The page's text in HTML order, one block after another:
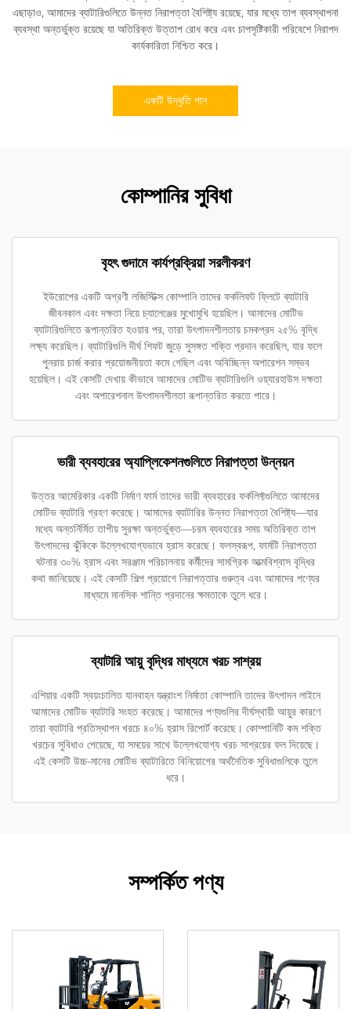
এছাড়াও, আমাদের ব্যাটারিগুলিতে উন্নত নিরাপত্তা বৈশিষ্ট্য রয়েছে, যার মধ্যে তাপ ব্যবস্থাপনা
ব্যবস্থা অন্তর্ভুক্ত রয়েছে যা অতিরিক্ত উত্তাপ রোধ করে এবং চাপসৃষ্টিকারী পরিবেশে নিরাপদ
কার্যকারিতা নিশ্চিত করে।
একটি উদ্ধৃতি পান
কোম্পানির সুবিধা
বৃহৎ গুদামে কার্যপ্রক্রিয়া সরলীকরণ
ইউরোপের একটি অগ্রণী লজিস্টিক্স কোম্পানি তাদের ফর্কলিফট ফ্লিটে ব্যাটারি
জীবনকাল এবং দক্ষতা নিয়ে চ্যালেঞ্জের মুখোমুখি হয়েছিল। আমাদের মোটিভ
ব্যাটারিগুলিতে রূপান্তরিত হওয়ার পর, তারা উৎপাদনশীলতায় চমকপ্রদ ২৫% বৃদ্ধি
লক্ষ্য করেছিল। ব্যাটারিগুলি দীর্ঘ শিফট জুড়ে সুসঙ্গত শক্তি প্রদান করেছিল, যার ফলে
পুনরায় চার্জ করার প্রয়োজনীয়তা কমে গেছিল এবং অবিচ্ছিন্ন অপারেশন সম্ভব
হয়েছিল। এই কেসটি দেখায় কীভাবে আমাদের মোটিভ ব্যাটারিগুলি ওয়্যারহাউস দক্ষতা
এবং অপারেশনাল উৎপাদনশীলতা রূপান্তরিত করতে পারে।
ভারী ব্যবহারের অ্যাপ্লিকেশনগুলিতে নিরাপত্তা উন্নয়ন
উত্তর আমেরিকার একটি নির্মাণ ফার্ম তাদের ভারী ব্যবহারের ফর্কলিফ্টগুলিতে আমাদের
মোটিভ ব্যাটারি গ্রহণ করেছে। আমাদের ব্যাটারির উন্নত নিরাপত্তা বৈশিষ্ট্য—যার
মধ্যে অন্তর্নির্মিত তাপীয় সুরক্ষা অন্তর্ভুক্ত—চরম ব্যবহারের সময় অতিরিক্ত তাপ
উৎপাদনের ঝুঁকিকে উল্লেখযোগ্যভাবে হ্রাস করেছে। ফলস্বরূপ, ফার্মটি নিরাপত্তা
ঘটনার ৩০% হ্রাস এবং সরঞ্জাম পরিচালনায় কর্মীদের সামগ্রিক আত্মবিশ্বাস বৃদ্ধির
কথা জানিয়েছে। এই কেসটি শিল্প প্রয়োগে নিরাপত্তার গুরুত্ব এবং আমাদের পণ্যের
মাধ্যমে মানসিক শান্তি প্রদানের ক্ষমতাকে তুলে ধরে।
ব্যাটারি আয়ু বৃদ্ধির মাধ্যমে খরচ সাশ্রয়
এশিয়ার একটি স্বয়ংচালিত যানবাহন যন্ত্রাংশ নির্মাতা কোম্পানি তাদের উৎপাদন লাইনে
আমাদের মোটিভ ব্যাটারি সংহত করেছে। আমাদের পণ্যগুলির দীর্ঘস্থায়ী আয়ুর কারণে
তারা ব্যাটারি প্রতিস্থাপন খরচে ৪০% হ্রাস রিপোর্ট করেছে। কোম্পানিটি কম শক্তি
খরচের সুবিধাও পেয়েছে, যা সময়ের সাথে উল্লেখযোগ্য খরচ সাশ্রয়ের ফল দিয়েছে।
এই কেসটি উচ্চ-মানের মোটিভ ব্যাটারিতে বিনিয়োগের অর্থনৈতিক সুবিধাগুলিকে তুলে
ধরে।
সম্পর্কিত পণ্য